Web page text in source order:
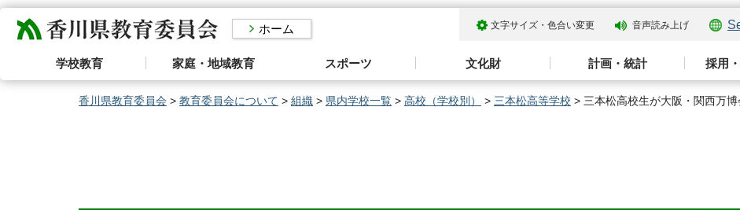
香川県教育委員会 ホーム 文字サイズ・色合い変更 音声読み上げ
学校教育 家庭・地域教育 スポーツ 文化財 計画・統計 採用
香川県教育委員会 > 教育委員会について > 組織 > 県内学校一覧 > 高校（学校別） > 三本松高等学校 > 三本松高校生が大阪・関西万